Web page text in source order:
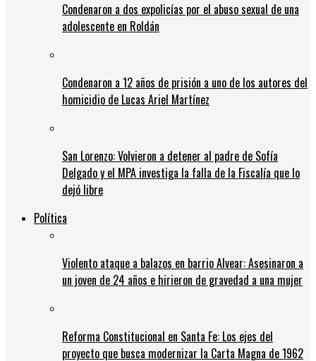
Condenaron a dos expolicías por el abuso sexual de una
adolescente en Roldán
Condenaron a 12 años de prisión a uno de los autores del
homicidio de Lucas Ariel Martínez
San Lorenzo: Volvieron a detener al padre de Sofía
Delgado y el MPA investiga la falla de la Fiscalía que lo
dejó libre
Política
Violento ataque a balazos en barrio Alvear: Asesinaron a
un joven de 24 años e hirieron de gravedad a una mujer
Reforma Constitucional en Santa Fe: Los ejes del
proyecto que busca modernizar la Carta Magna de 1962